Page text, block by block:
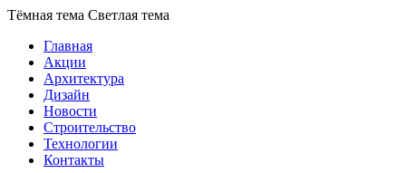
Тёмная тема Светлая тема
Главная
Акции
Архитектура
Дизайн
Новости
Строительство
Технологии
Контакты